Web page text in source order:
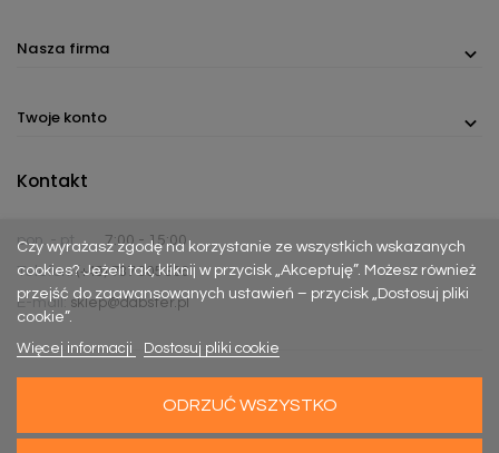
Nasza firma
Twoje konto
Czy wyrażasz zgodę na korzystanie ze wszystkich wskazanych
cookies? Jeżeli tak, kliknij w przycisk „Akceptuję”. Możesz również
przejść do zaawansowanych ustawień – przycisk „Dostosuj pliki
cookie”.
Więcej informacji
Dostosuj pliki cookie
ODRZUĆ WSZYSTKO
Kontakt
pon. - pt.
7:00 - 15:00
Telefon:(+48) 737 305 306
E-mail: sklep@dabster.pl